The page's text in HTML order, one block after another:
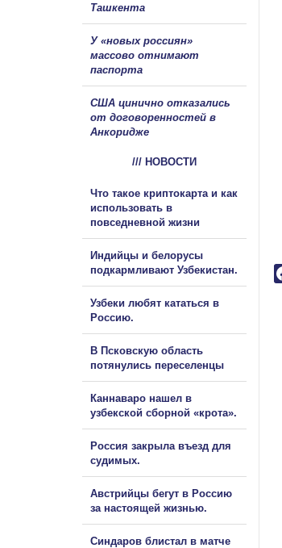
Ташкента
У «новых россиян»
массово отнимают
паспорта
США цинично отказались
от договоренностей в
Анкоридже
/// НОВОСТИ
Что такое криптокарта и как
использовать в
повседневной жизни
Индийцы и белорусы
подкармливают Узбекистан.
Узбеки любят кататься в
Россию.
В Псковскую область
потянулись переселенцы
Каннаваро нашел в
узбекской сборной «крота».
Россия закрыла въезд для
судимых.
Австрийцы бегут в Россию
за настоящей жизнью.
Синдаров блистал в матче